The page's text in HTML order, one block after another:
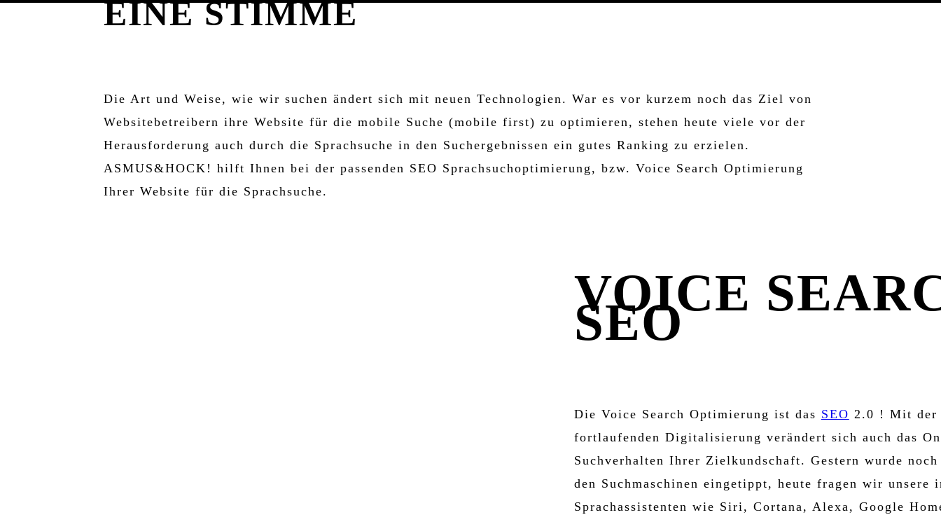
EINE STIMME
Die Art und Weise, wie wir suchen ändert sich mit neuen Technologien. War es vor kurzem noch das Ziel von
Websitebetreibern ihre Website für die mobile Suche (mobile first) zu optimieren, stehen heute viele vor der
Herausforderung auch durch die Sprachsuche in den Suchergebnissen ein gutes Ranking zu erzielen.
ASMUS&HOCK! hilft Ihnen bei der passenden SEO Sprachsuchoptimierung, bzw. Voice Search Optimierung
Ihrer Website für die Sprachsuche.
VOICE
SEO
Die Voice Search Optimierung ist das SEO 2.0 ! Mit der
fortlaufenden Digitalisierung verändert sich auch das
Suchverhalten Ihrer Zielkundschaft. Gestern wurde
den Suchmaschinen eingetippt, heute fragen wir unsere
Sprachassistenten wie Siri, Cortana, Alexa, Google